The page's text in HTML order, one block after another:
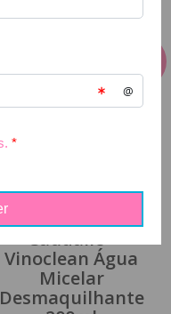
Caudalie -
Vinoclean Água
Micelar
Desmaquilhante